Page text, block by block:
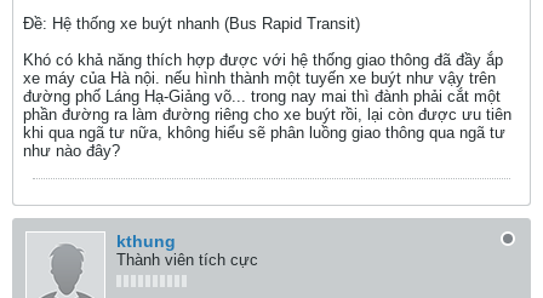
Ðề: Hệ thống xe buýt nhanh (Bus Rapid Transit)
Khó có khả năng thích hợp được với hệ thống giao thông đã đầy ắp
xe máy của Hà nội. nếu hình thành một tuyến xe buýt như vậy trên
đường phố Láng Hạ-Giảng võ... trong nay mai thì đành phải cắt một
phần đường ra làm đường riêng cho xe buýt rồi, lại còn được ưu tiên
khi qua ngã tư nữa, không hiểu sẽ phân luồng giao thông qua ngã tư
như nào đây?
kthung
Thành viên tích cực